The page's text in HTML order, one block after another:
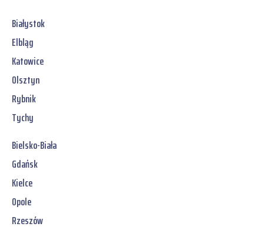
Białystok
Elbląg
Katowice
Olsztyn
Rybnik
Tychy
Bielsko-Biała
Gdańsk
Kielce
Opole
Rzeszów